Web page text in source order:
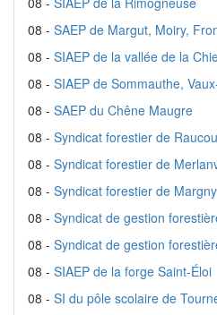
08 - SAEP de Margut, Moiry,
08 - SIAEP de la vallée de la
08 - SIAEP de Sommauthe,
08 - SAEP du Chêne Maugre
08 - Syndicat forestier de
08 - Syndicat forestier de
08 - Syndicat forestier de
08 - Syndicat de gestion
08 - Syndicat de gestion
08 - SIAEP de la forge Saint-Éloi
08 - SI du pôle scolaire de